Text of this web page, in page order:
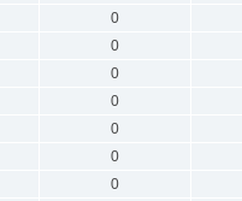
0
0
0
0
0
0
0